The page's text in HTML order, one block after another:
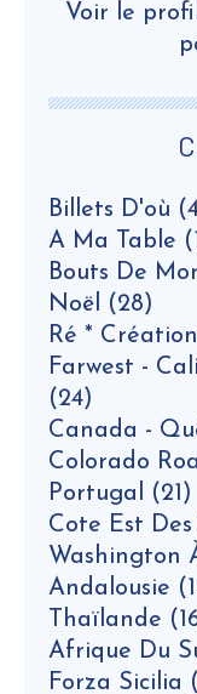
Billets D'où
A Ma Table
Bouts De
Noël (28)
Ré *
Farwest -
(24)
Canada -
Colorado
Portugal (21)
Cote Est
Washington
Andalousie
Thaïlande
Afrique Du
Forza Sicilia
Voir le